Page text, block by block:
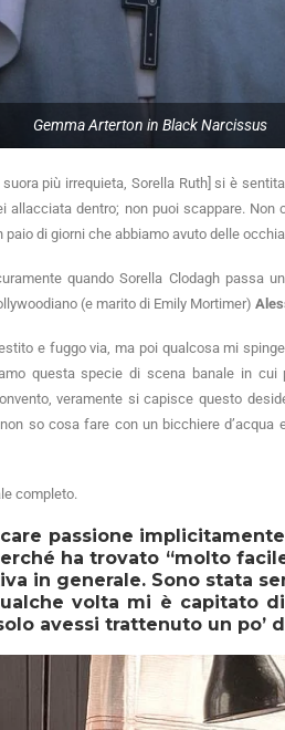
Gemma Arterton in Black Narcissus
suora più irrequieta, Sorella Ruth] si è
allacciata dentro; non puoi scappare.
di giorni che abbiamo avuto delle
quando Sorella Clodagh passa
(e marito di Emily Mortimer)
e fuggo via, ma poi qualcosa mi
questa specie di scena banale in
veramente si capisce questo
so cosa fare con un bicchiere
completo.
passione
ha trovato “molto
in generale. Sono stata
volta mi è capitato
avessi trattenuto un po’